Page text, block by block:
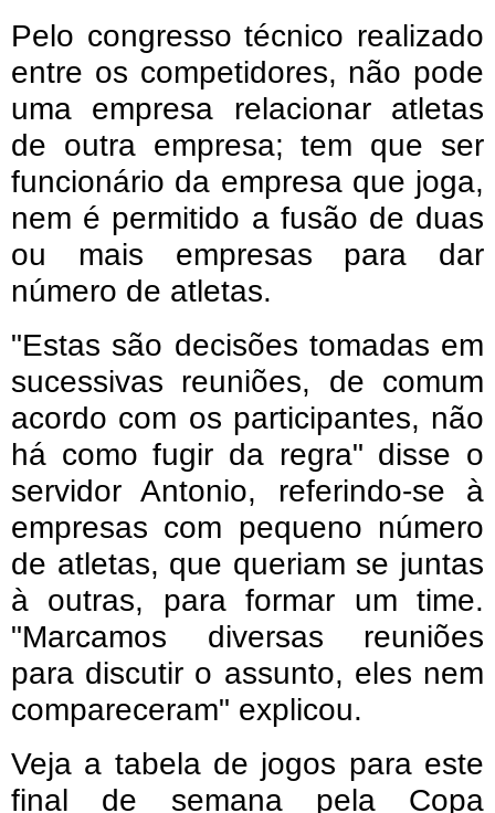
Pelo congresso técnico realizado
entre os competidores, não pode
uma empresa relacionar atletas
de outra empresa; tem que ser
funcionário da empresa que joga,
nem é permitido a fusão de duas
ou mais empresas para dar
número de atletas.
"Estas são decisões tomadas em
sucessivas reuniões, de comum
acordo com os participantes, não
há como fugir da regra" disse o
servidor Antonio, referindo-se à
empresas com pequeno número
de atletas, que queriam se juntas
à outras, para formar um time.
"Marcamos diversas reuniões
para discutir o assunto, eles nem
compareceram" explicou.
Veja a tabela de jogos para este
final de semana pela Copa